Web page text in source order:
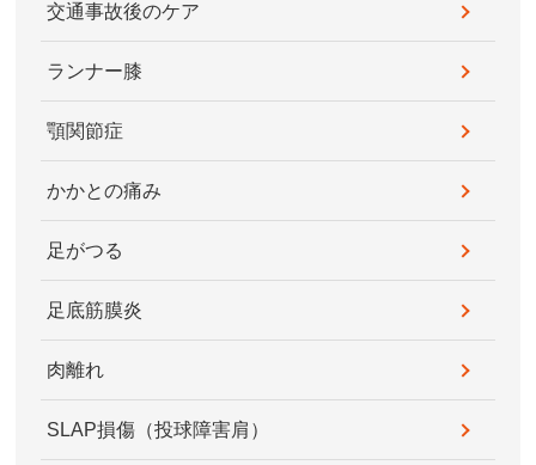
交通事故後のケア
ランナー膝
顎関節症
かかとの痛み
足がつる
足底筋膜炎
肉離れ
SLAP損傷（投球障害肩）